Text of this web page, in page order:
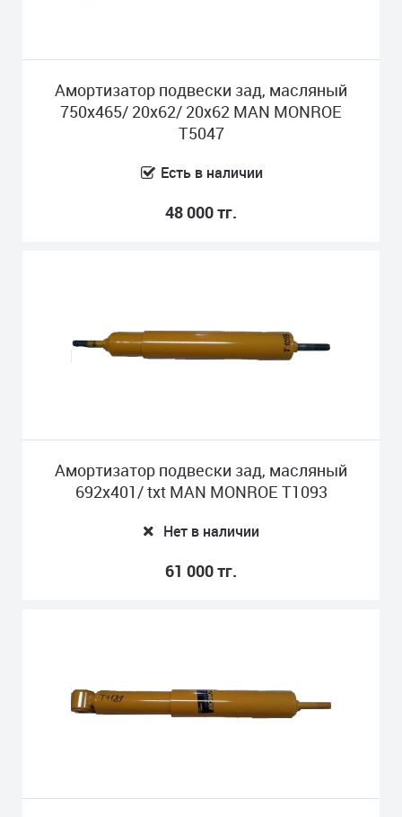
Амортизатор подвески зад, масляный
750x465/ 20x62/ 20x62 MAN MONROE
T5047
Есть в наличии
48 000 тг.
Амортизатор подвески зад, масляный
692x401/ txt MAN MONROE T1093
Нет в наличии
61 000 тг.